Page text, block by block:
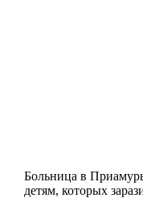
Больница в
детям, которых